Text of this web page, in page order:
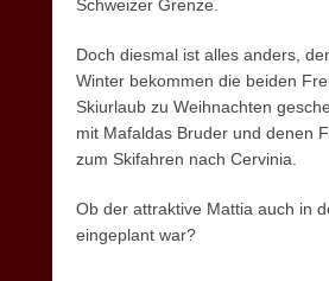
Schweizer Grenze.
Doch diesmal ist alles anders,
Winter bekommen die beiden
Skiurlaub zu Weihnachten
mit Mafaldas Bruder und denen
zum Skifahren nach Cervinia.
Ob der attraktive Mattia auch in
eingeplant war?